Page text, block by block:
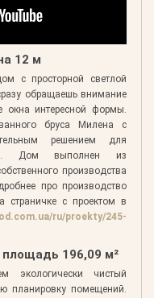
12 м
с просторной светлой
обращаешь внимание
интересной формы.
бруса Милена с
решением для
Дом выполнен из
производства
про производство
страничке с проектом в
ru/proekty/245-
196,09 м²
экологически чистый
планировку помещений.